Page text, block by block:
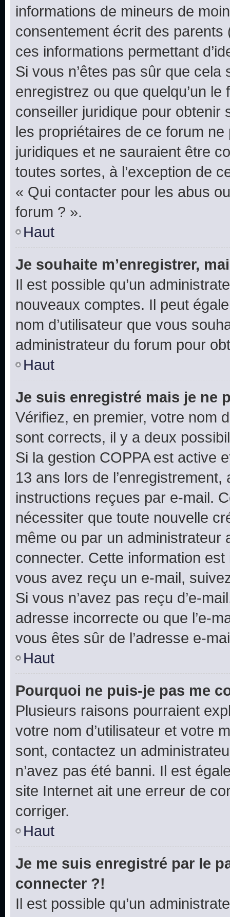
informations de mineurs de
consentement écrit des parents
ces informations permettant
Si vous n’êtes pas sûr que
enregistrez ou que quelqu’un
conseiller juridique pour obtenir
les propriétaires de ce forum
juridiques et ne sauraient être
toutes sortes, à l’exception de
« Qui contacter pour les abus
forum ? ».
Haut
Je souhaite m’enregistrer,
Il est possible qu’un
nouveaux comptes. Il peut
nom d’utilisateur que vous
administrateur du forum pour
Haut
Je suis enregistré mais je ne
Vérifiez, en premier, votre nom
sont corrects, il y a deux
Si la gestion COPPA est active
13 ans lors de
instructions reçues par e-mail.
nécessiter que toute nouvelle
même ou par un
connecter. Cette information
vous avez reçu un e-mail,
Si vous n’avez pas reçu d’e-
adresse incorrecte ou que l’e-
vous êtes sûr de l’adresse e-
Haut
Pourquoi ne puis-je pas me
Plusieurs raisons pourraient
votre nom d’utilisateur et votre
sont, contactez un
n’avez pas été banni. Il est
site Internet ait une erreur de
corriger.
Haut
Je me suis enregistré par le
connecter ?!
Il est possible qu’un